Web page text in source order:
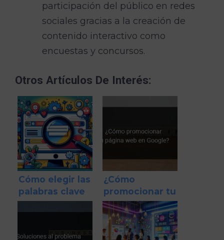
participación del público en redes
sociales gracias a la creación de
contenido interactivo como
encuestas y concursos.
Otros Artículos De Interés:
Cómo elegir las
palabras clave
adecuadas para
tu negocio
¿Cómo
promocionar tu
página web en
Google?